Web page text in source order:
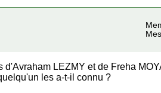
LEZMY et de Freha
les a-t-il connu ?